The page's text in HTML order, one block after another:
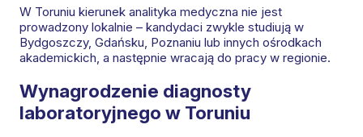
W Toruniu kierunek analityka medyczna nie jest
prowadzony lokalnie – kandydaci zwykle studiują w
Bydgoszczy, Gdańsku, Poznaniu lub innych ośrodkach
akademickich, a następnie wracają do pracy w regionie.
Wynagrodzenie diagnosty
laboratoryjnego w Toruniu